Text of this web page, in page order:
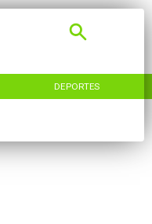
DEPORTES